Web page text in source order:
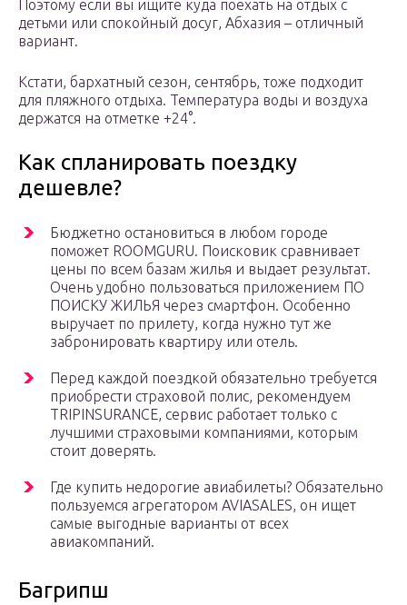
Поэтому если вы ищите куда поехать на отдых с
детьми или спокойный досуг, Абхазия – отличный
вариант.
Кстати, бархатный сезон, сентябрь, тоже подходит
для пляжного отдыха. Температура воды и воздуха
держатся на отметке +24°.
Как спланировать поездку
дешевле?
Бюджетно остановиться в любом городе
поможет ROOMGURU. Поисковик сравнивает
цены по всем базам жилья и выдает результат.
Очень удобно пользоваться приложением ПО
ПОИСКУ ЖИЛЬЯ через смартфон. Особенно
выручает по прилету, когда нужно тут же
забронировать квартиру или отель.
Перед каждой поездкой обязательно требуется
приобрести страховой полис, рекомендуем
TRIPINSURANCE, сервис работает только с
лучшими страховыми компаниями, которым
стоит доверять.
Где купить недорогие авиабилеты? Обязательно
пользуемся агрегатором AVIASALES, он ищет
самые выгодные варианты от всех
авиакомпаний.
Багрипш